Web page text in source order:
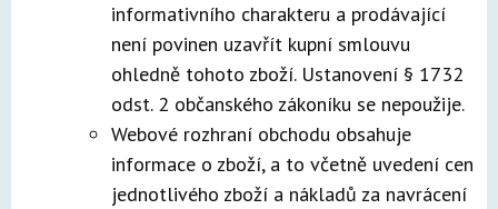
informativního charakteru a prodávající
není povinen uzavřít kupní smlouvu
ohledně tohoto zboží. Ustanovení § 1732
odst. 2 občanského zákoníku se nepoužije.
Webové rozhraní obchodu obsahuje
informace o zboží, a to včetně uvedení cen
jednotlivého zboží a nákladů za navrácení